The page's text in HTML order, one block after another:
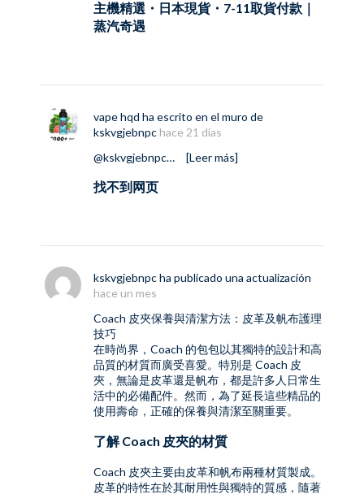
主機精選・日本現貨・7-11取貨付款｜
蒸汽奇遇
vape hqd ha escrito en el muro de
kskvgjebnpc hace 21 días
@kskvgjebnpc… [Leer más]
找不到网页
kskvgjebnpcha publicado una actualización
hace un mes
Coach 皮夾保養與清潔方法：皮革及帆布護理
技巧
在時尚界，Coach 的包包以其獨特的設計和高
品質的材質而廣受喜愛。特別是 Coach 皮
夾 ，無論是皮革還是帆布，都是許多人日常生
活中的必備配件。然而，為了延長這些精品的
使用壽命，正確的保養與清潔至關重要。
了解 Coach 皮夾的材質
Coach 皮夾主要由皮革和帆布兩種材質製成。
皮革的特性在於其耐用性與獨特的質感，隨著